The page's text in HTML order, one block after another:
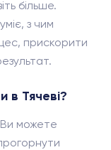
більше.
з чим
прискорити
в Тячеві?
можете